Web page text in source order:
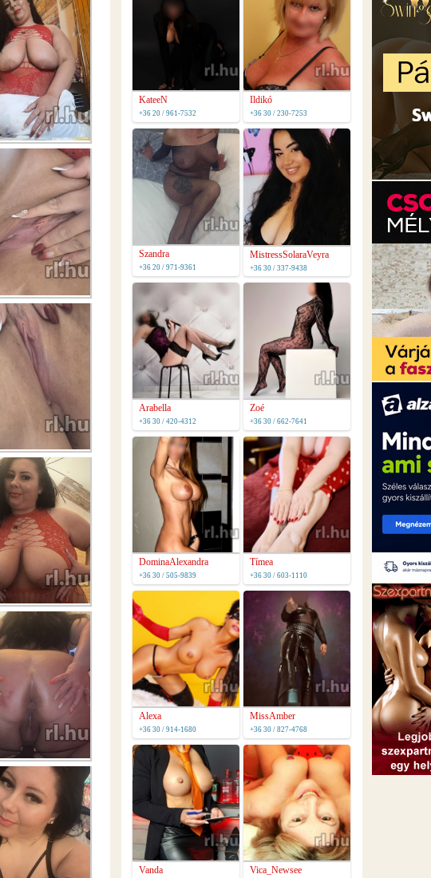
KateeN
+36 20 / 961-7532
Ildikó
+36 30 / 230-7253
Szandra
+36 20 / 971-9361
MistressSolaraVeyra
+36 30 / 337-9438
Arabella
+36 30 / 420-4312
Zoé
+36 30 / 662-7641
DominaAlexandra
+36 30 / 505-9839
Tímea
+36 30 / 603-1110
Alexa
+36 30 / 914-1680
MissAmber
+36 30 / 827-4768
Vanda Vica_Newsee